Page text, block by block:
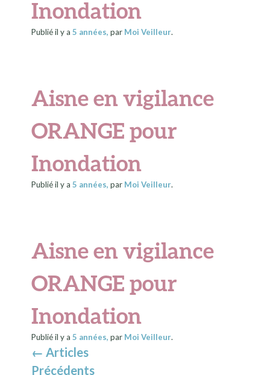
Inondation
Publié il y a5 années,par Moi Veilleur.
Aisne en vigilance
ORANGE pour
Inondation
Publié il y a5 années,par Moi Veilleur.
Aisne en vigilance
ORANGE pour
Inondation
Publié il y a5 années,par Moi Veilleur.
← Articles
Précédents